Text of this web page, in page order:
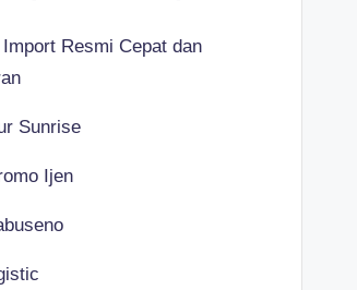
Resmi Cepat dan
Sunrise
Ijen